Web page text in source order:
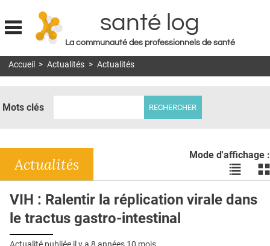
Jump to navigation
santé log
La communauté des professionnels de santé
MON COMPTE
DOSSIERS
RÉSEAUX
E-REVUE SAD
Accueil > Actualités > Actualités
Mots clés
Mode d'affichage :
Voir
les
en
les
Actualités
VIH : Ralentir la réplication virale dans
le tractus gastro-intestinal